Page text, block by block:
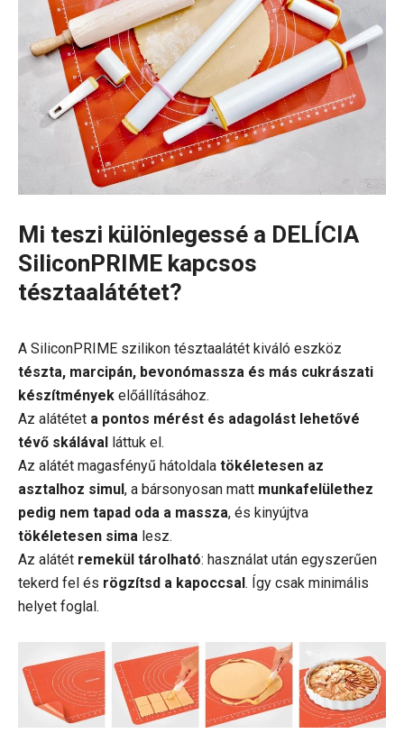
Mi teszi különlegessé a DELÍCIA
SiliconPRIME kapcsos
tésztaalátétet?
A SiliconPRIME szilikon tésztaalátét kiváló eszköz
tészta, marcipán, bevonómassza és más cukrászati
készítmények előállításához.
Az alátétet a pontos mérést és adagolást lehetővé
tévő skálával láttuk el.
Az alátét magasfényű hátoldala tökéletesen az
asztalhoz simul, a bársonyosan matt munkafelülethez
pedig nem tapad oda a massza, és kinyújtva
tökéletesen sima lesz.
Az alátét remekül tárolható: használat után egyszerűen
tekerd fel és rögzítsd a kapoccsal. Így csak minimális
helyet foglal.